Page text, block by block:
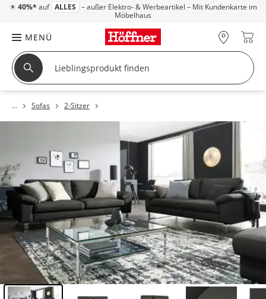
☀ 40%* auf ALLES – außer Elektro- & Werbeartikel – Mit Kundenkarte im
Möbelhaus
MENÜ
Sofas 2-Sitzer